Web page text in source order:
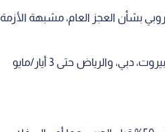
بشأن العجز العام، مشبهة الأزمة
وعلى صعيد النقل الجوي، أعلنت "إير فرانس" تمديد تعليق رحلاتها إلى تل أبيب، بيروت، دبي، والرياض حتى 3 أيار/مايو